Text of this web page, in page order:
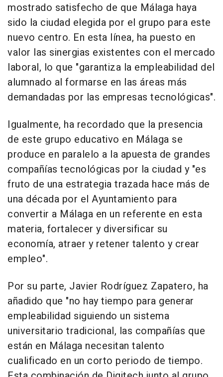
mostrado satisfecho de que Málaga haya
sido la ciudad elegida por el grupo para este
nuevo centro. En esta línea, ha puesto en
valor las sinergias existentes con el mercado
laboral, lo que "garantiza la empleabilidad del
alumnado al formarse en las áreas más
demandadas por las empresas tecnológicas".
Igualmente, ha recordado que la presencia
de este grupo educativo en Málaga se
produce en paralelo a la apuesta de grandes
compañías tecnológicas por la ciudad y "es
fruto de una estrategia trazada hace más de
una década por el Ayuntamiento para
convertir a Málaga en un referente en esta
materia, fortalecer y diversificar su
economía, atraer y retener talento y crear
empleo".
Por su parte, Javier Rodríguez Zapatero, ha
añadido que "no hay tiempo para generar
empleabilidad siguiendo un sistema
universitario tradicional, las compañías que
están en Málaga necesitan talento
cualificado en un corto periodo de tiempo.